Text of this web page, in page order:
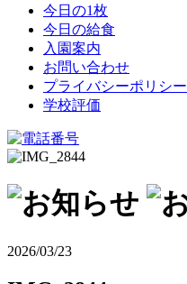
今日の1枚
今日の給食
入園案内
お問い合わせ
プライバシーポリシー
学校評価
2026/03/23